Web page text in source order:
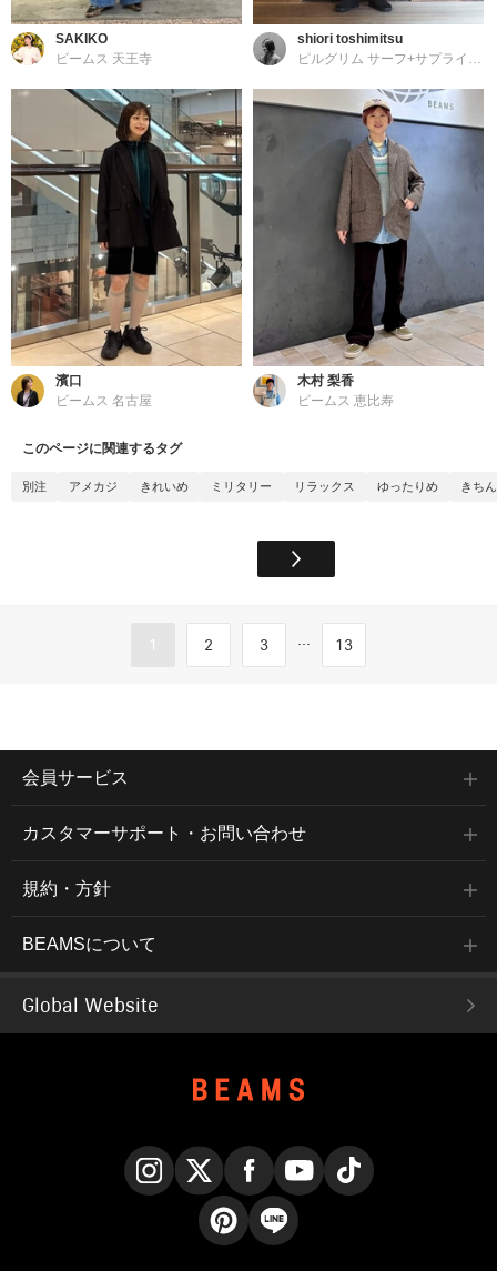
SAKIKO
ビームス 天王寺
shiori toshimitsu
ピルグリム サーフ+サプライ 東京
濱口
ビームス 名古屋
木村 梨香
ビームス 恵比寿
このページに関連するタグ
別注 アメカジ きれいめ ミリタリー リラックス ゆったりめ きち
1 2 3 ... 13
会員サービス
カスタマーサポート・お問い合わせ
規約・方針
BEAMSについて
Global Website